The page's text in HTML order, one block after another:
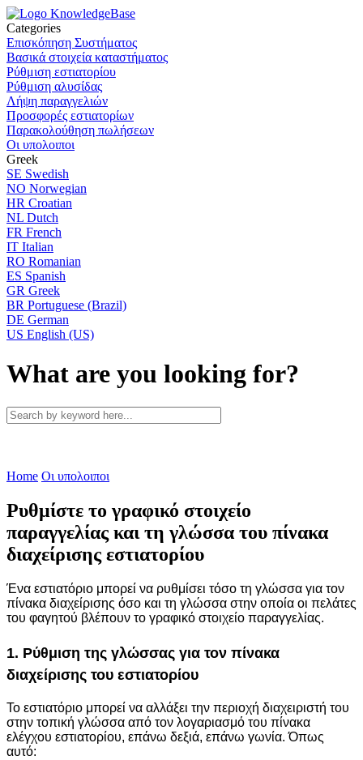
Categories
Επισκόπηση Συστήματος
Βασικά στοιχεία καταστήματος
Ρύθμιση εστιατορίου
Ρύθμιση αλυσίδας
Λήψη παραγγελιών
Προσφορές εστιατορίων
Παρακολούθηση πωλήσεων
Οι υπολοιποι
Greek
SE Swedish
NO Norwegian
HR Croatian
NL Dutch
FR French
IT Italian
RO Romanian
ES Spanish
GR Greek
BR Portuguese (Brazil)
DE German
US English (US)
What are you looking for?
Home Οι υπολοιποι
Ρυθμίστε το γραφικό στοιχείο
παραγγελίας και τη γλώσσα του πίνακα
διαχείρισης εστιατορίου
Ένα εστιατόριο μπορεί να ρυθμίσει τόσο τη γλώσσα για τον
πίνακα διαχείρισης όσο και τη γλώσσα στην οποία οι πελάτες
του φαγητού βλέπουν το γραφικό στοιχείο παραγγελίας.
1. Ρύθμιση της γλώσσας για τον πίνακα
διαχείρισης του εστιατορίου
Το εστιατόριο μπορεί να αλλάξει την περιοχή διαχειριστή του
στην τοπική γλώσσα από τον λογαριασμό του πίνακα
ελέγχου εστιατορίου, επάνω δεξιά, επάνω γωνία. Όπως
αυτό: